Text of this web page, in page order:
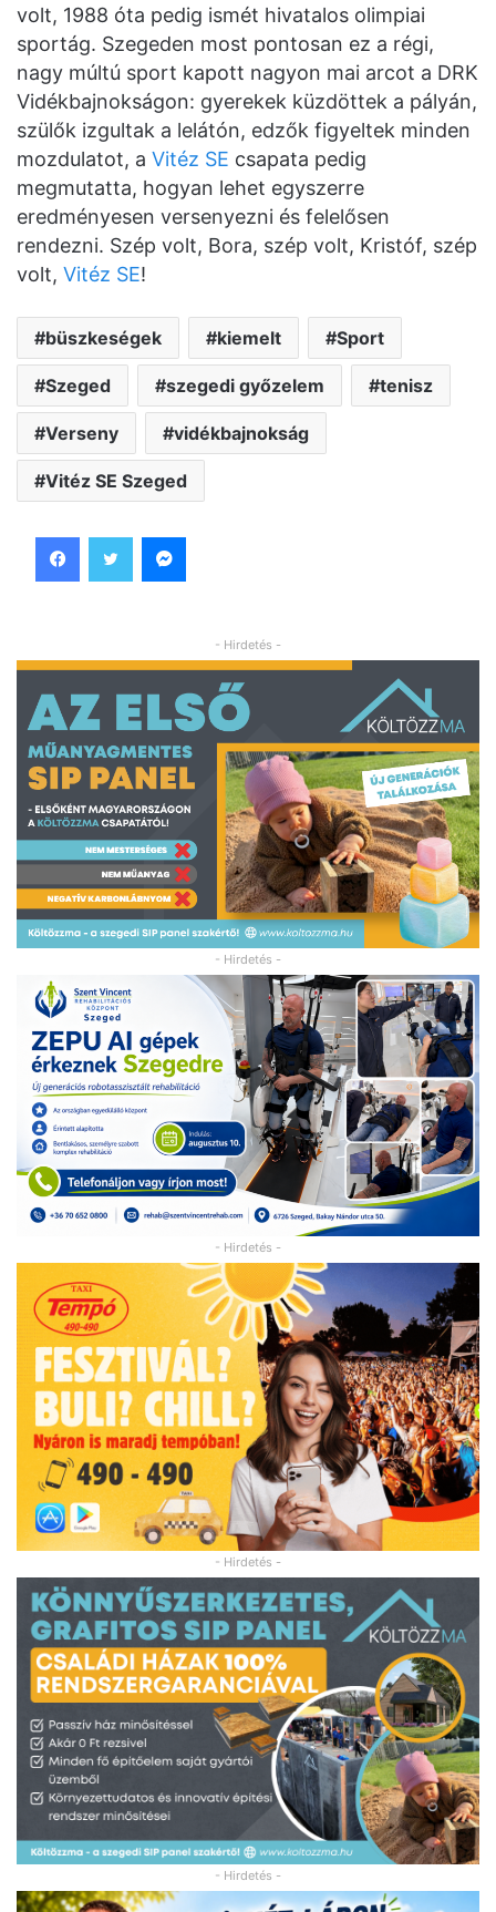
volt, 1988 óta pedig ismét hivatalos olimpiai
sportág. Szegeden most pontosan ez a régi,
nagy múltú sport kapott nagyon mai arcot a DRK
Vidékbajnokságon: gyerekek küzdöttek a pályán,
szülők izgultak a lelátón, edzők figyeltek minden
mozdulatot, a Vitéz SE csapata pedig
megmutatta, hogyan lehet egyszerre
eredményesen versenyezni és felelősen
rendezni. Szép volt, Bora, szép volt, Kristóf, szép
volt, Vitéz SE!
büszkeségek kiemelt Sport
Szeged szegedi győzelem tenisz
Verseny vidékbajnokság
Vitéz SE Szeged
- Hirdetés -
- Hirdetés -
- Hirdetés -
- Hirdetés -
- Hirdetés -